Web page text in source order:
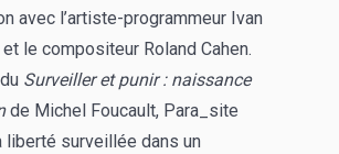
avec l’artiste-programmeur Ivan
et le compositeur Roland Cahen.
Surveiller et punir : naissance
de Michel Foucault, Para_site
liberté surveillée dans un